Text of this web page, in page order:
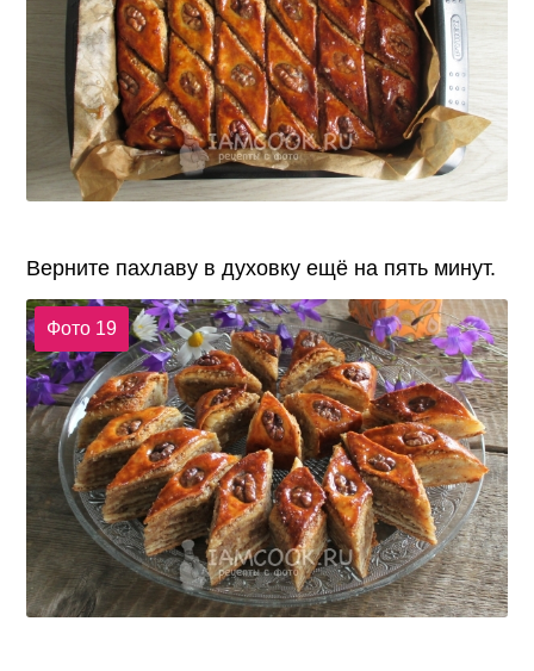
Верните пахлаву в духовку ещё на пять минут.
Фото 19